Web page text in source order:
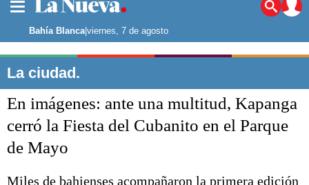
Noticias
La ciudad
Punta Alta
El mundo
Seguridad
Deportes
Liga del Sur
Bahía Blanca|viernes, 7 de agosto
La ciudad.
En imágenes: ante una multitud, Kapanga
cerró la Fiesta del Cubanito en el Parque
de Mayo
Miles de bahienses acompañaron la primera edición